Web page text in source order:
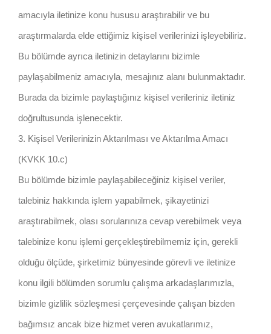
amacıyla iletinize konu hususu araştırabilir ve bu
araştırmalarda elde ettiğimiz kişisel verilerinizi işleyebiliriz.
Bu bölümde ayrıca iletinizin detaylarını bizimle
paylaşabilmeniz amacıyla, mesajınız alanı bulunmaktadır.
Burada da bizimle paylaştığınız kişisel verileriniz iletiniz
doğrultusunda işlenecektir.
3. Kişisel Verilerinizin Aktarılması ve Aktarılma Amacı
(KVKK 10.c)
Bu bölümde bizimle paylaşabileceğiniz kişisel veriler,
talebiniz hakkında işlem yapabilmek, şikayetinizi
araştırabilmek, olası sorularınıza cevap verebilmek veya
talebinize konu işlemi gerçekleştirebilmemiz için, gerekli
olduğu ölçüde, şirketimiz bünyesinde görevli ve iletinize
konu ilgili bölümden sorumlu çalışma arkadaşlarımızla,
bizimle gizlilik sözleşmesi çerçevesinde çalışan bizden
bağımsız ancak bize hizmet veren avukatlarımız,